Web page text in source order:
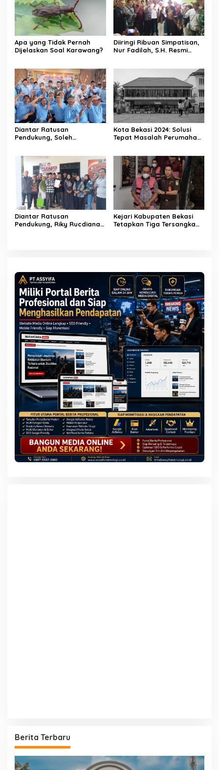
Apa yang Tidak Pernah
Dijelaskan Soal Karawang?
Diiringi Ribuan Simpatisan,
Nur Fadilah, S.H. Resmi
Diantar Ratusan
Pendukung, Soleh
Desa Karang Haur
Kota Bekasi 2024: Solusi
Tepat Masalah Perumahan
Diantar Ratusan
Pendukung, Riky Rucdiana
Kejari Kabupaten Bekasi
Tetapkan Tiga Tersangka
Berita Terbaru